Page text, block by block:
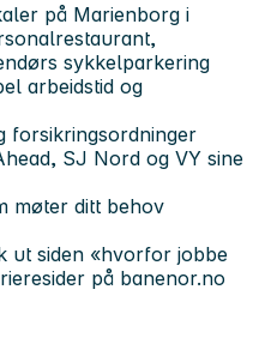
på Marienborg i
sykkelparkering
arbeidstid og
forsikringsordninger
SJ Nord og VY sine
møter ditt behov
ut siden «hvorfor jobbe
på banenor.no